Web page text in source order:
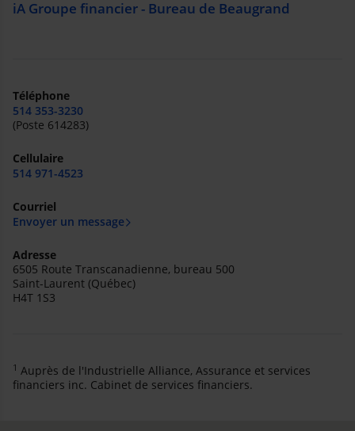
iA Groupe financier - Bureau de Beaugrand
Téléphone
514 353-3230
(Poste 614283)
Cellulaire
514 971-4523
Courriel
Envoyer un message
Adresse
6505 Route Transcanadienne, bureau 500
Saint-Laurent (Québec)
H4T 1S3
1 Auprès de l'Industrielle Alliance, Assurance et services
financiers inc. Cabinet de services financiers.